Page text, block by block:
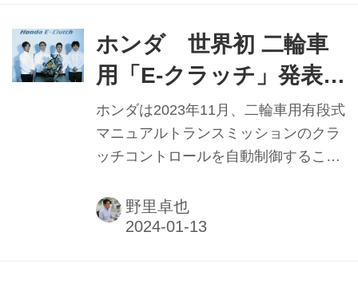
ルディングスと長野原町が包括連携協
定を締結したことを発表。周辺の居住
者や観光で訪れる人たちに向けた遊び
の場を提供していくという。
ホンダ 世界初 二輪車
用「E-クラッチ」発表
発進・停止時 クラッチ
操作不要 順次採用車種
を拡大
ホンダは2023年11月、二輪車用有段式
マニュアルトランスミッションのクラ
ッチコントロールを自動制御すること
不要とした「ホンダE-Clutch（E-クラ
ッチ）」を世界で初めて開発したと発
野里卓也